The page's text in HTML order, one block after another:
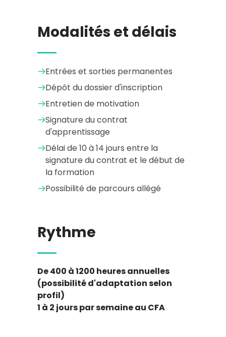
Modalités et délais
Entrées et sorties permanentes
Dépôt du dossier d'inscription
Entretien de motivation
Signature du contrat
d'apprentissage
Délai de 10 à 14 jours entre la
signature du contrat et le début de
la formation
Possibilité de parcours allégé
Rythme
De 400 à 1200 heures annuelles
(possibilité d'adaptation selon
profil)
1 à 2 jours par semaine au CFA